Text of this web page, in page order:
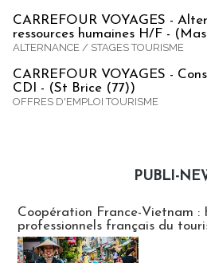
CARREFOUR VOYAGES -
ressources humaines H/F -
ALTERNANCE / STAGES TOURISME
CARREFOUR VOYAGES -
CDI - (St Brice (77))
OFFRES D'EMPLOI TOURISME
PUBLI-
Coopération France-Vietnam :
professionnels français du